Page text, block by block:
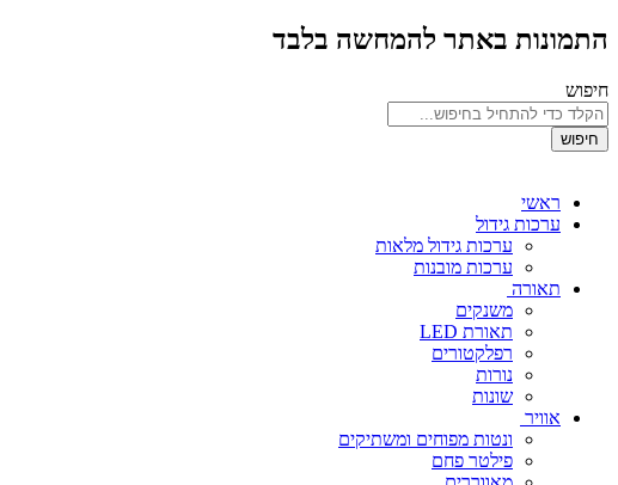
התמונות באתר להמחשה בלבד
חיפוש
חיפוש
ראשי
ערכות גידול
ערכות גידול מלאות
ערכות מובנות
תאורה
משנקים
תאורת LED
רפלקטורים
נורות
שונות
אוויר
ונטות מפוחים ומשתיקים
פילטר פחם